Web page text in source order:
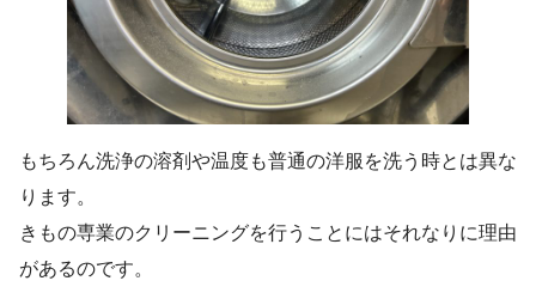
もちろん洗浄の溶剤や温度も普通の洋服を洗う時とは異な
ります。
きもの専業のクリーニングを行うことにはそれなりに理由
があるのです。